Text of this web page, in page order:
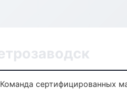
сертифицированных